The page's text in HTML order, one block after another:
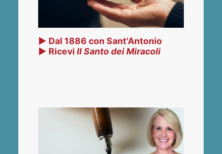
▶ Dal 1886 con Sant'Antonio
▶ RiceviIl Santo dei Miracoli